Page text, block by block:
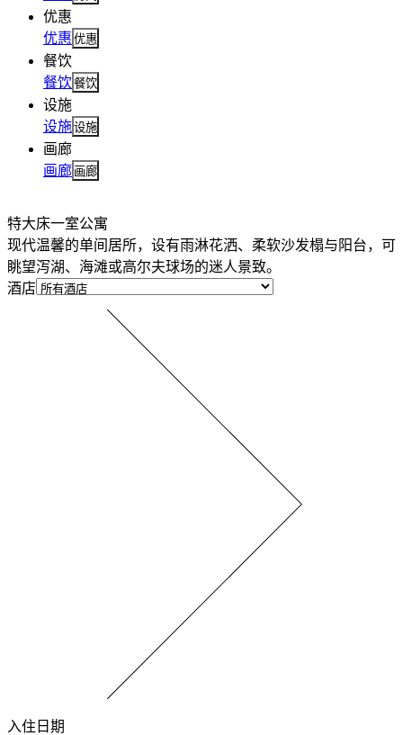
优惠
优惠 优惠
餐饮
餐饮 餐饮
设施
设施设施
画廊
画廊 画廊
特大床一室公寓
现代温馨的单间居所，设有雨淋花洒、柔软沙发榻与阳台，可
眺望泻湖、海滩或高尔夫球场的迷人景致。
酒店
入住日期